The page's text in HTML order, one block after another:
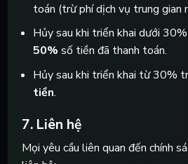
toán (trừ phí dịch vụ trung gian
Hủy sau khi triển khai dưới
50% số tiền đã thanh toán.
Hủy sau khi triển khai từ 30%
tiền.
7. Liên hệ
Mọi yêu cầu liên quan đến chính